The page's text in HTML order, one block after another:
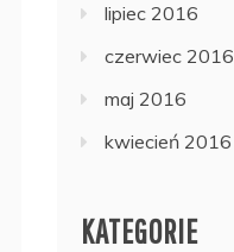
lipiec 2016
czerwiec 2016
maj 2016
kwiecień 2016
KATEGORIE